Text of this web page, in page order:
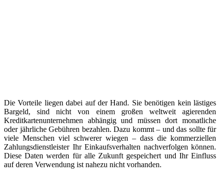
Die Vorteile liegen dabei auf der Hand. Sie benötigen kein lästiges
Bargeld, sind nicht von einem großen weltweit agierenden
Kreditkartenunternehmen abhängig und müssen dort monatliche
oder jährliche Gebühren bezahlen. Dazu kommt – und das sollte für
viele Menschen viel schwerer wiegen – dass die kommerziellen
Zahlungsdienstleister Ihr Einkaufsverhalten nachverfolgen können.
Diese Daten werden für alle Zukunft gespeichert und Ihr Einfluss
auf deren Verwendung ist nahezu nicht vorhanden.